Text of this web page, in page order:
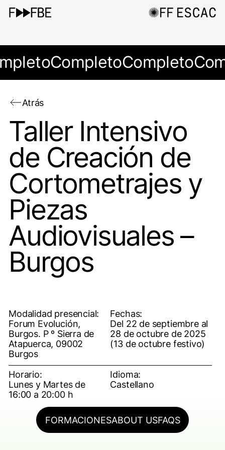
FORMACIONESABOUT USFAQS
CompletoCompleto
Atrás
Taller Intensivo
de Creación de
Cortometrajes y
Piezas
Audiovisuales –
Burgos
Modalidad presencial:
Forum Evolución,
Burgos. P º Sierra de
Atapuerca, 09002
Burgos
Fechas:
Del 22 de septiembre al
28 de octubre de 2025
(13 de octubre festivo)
Horario:
Lunes y Martes de
16:00 a 20:00 h
Idioma:
Castellano